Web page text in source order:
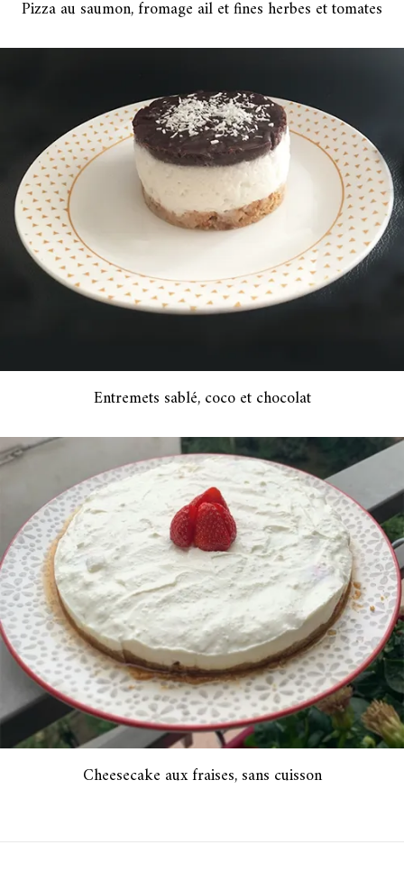
Pizza au saumon, fromage ail et fines herbes et tomates
Entremets sablé, coco et chocolat
Cheesecake aux fraises, sans cuisson